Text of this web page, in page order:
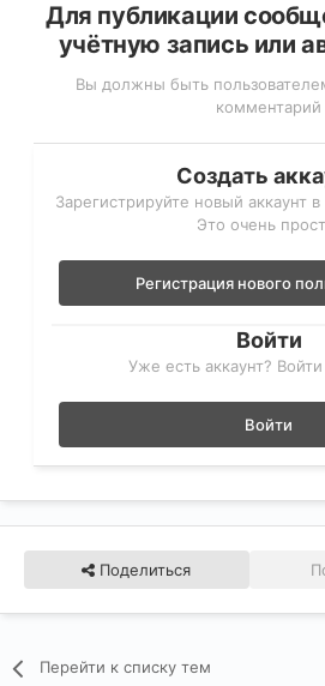
Для публикации
учётную запись или
Вы должны быть
комментарий
Создать
Зарегистрируйте новый аккаунт
Это очень
Регистрация нового
Войти
Уже есть аккаунт?
Войти
Поделиться
Перейти к списку тем